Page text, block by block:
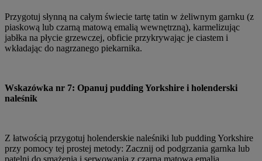
Przygotuj słynną na całym świecie tartę tatin w żeliwnym garnku (z
piaskową lub czarną matową emalią wewnętrzną), karmelizując
jabłka na płycie grzewczej, obficie przykrywając je ciastem i
wkładając do nagrzanego piekarnika.
Wskazówka nr 7: Opanuj pudding Yorkshire i holenderski
naleśnik
Z łatwością przygotuj holenderskie naleśniki lub pudding Yorkshire
przy pomocy tej prostej metody: Zacznij od podgrzania garnka lub
patelni do smażenia i serwowania z czarną matową emalią